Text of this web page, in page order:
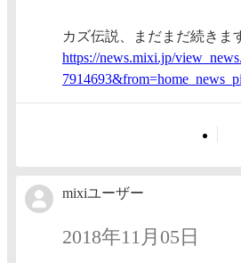
カズ伝説、まだまだ続きま
https://news.mixi.jp/view_ne
7914693&from=home_new
mixiユーザー
2018年11月05日